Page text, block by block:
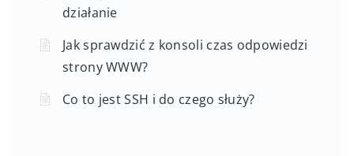
działanie
Jak sprawdzić z konsoli czas odpowiedzi
strony WWW?
Co to jest SSH i do czego służy?